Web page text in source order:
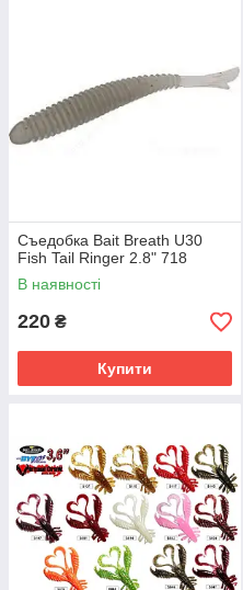
Съедобка Bait Breath U30
Fish Tail Ringer 2.8" 718
В наявності
220 ₴
Купити